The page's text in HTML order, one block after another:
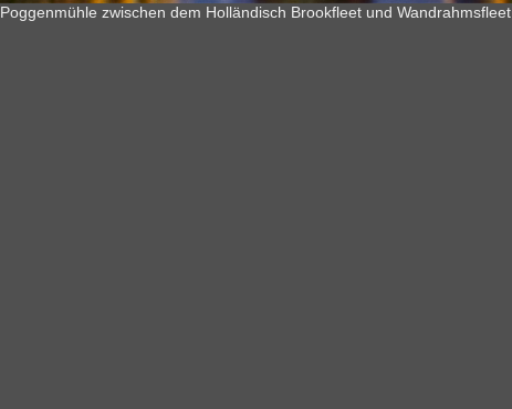
Poggenmühle zwischen dem Holländisch Brookfleet und Wandrahmsfleet